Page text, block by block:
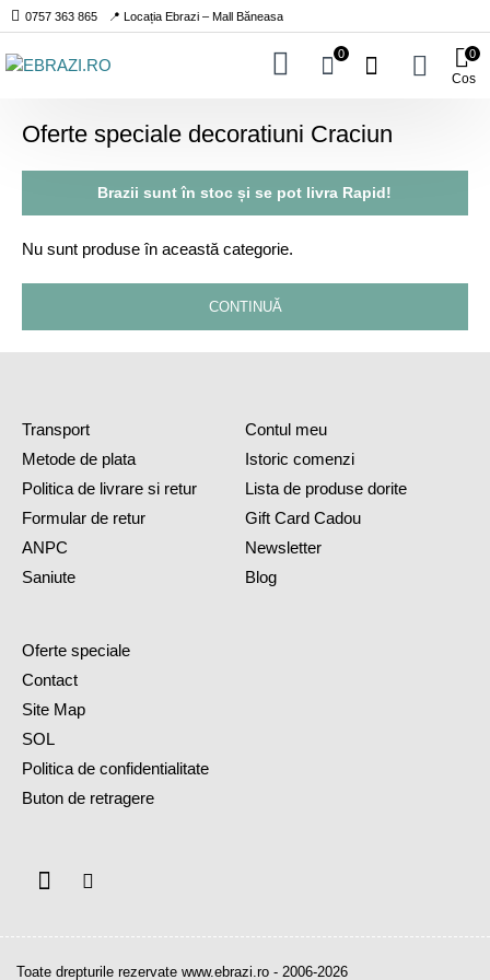
0757 363 865 📍 Locația Ebrazi – Mall Băneasa
0
Cos
0
Oferte speciale decoratiuni Craciun
Brazii suntîn stoc și se pot livra Rapid!
Nu sunt produse în această categorie.
CONTINUĂ
Transport
Metode de plata
Politica de livrare si retur
Formular de retur
ANPC
Saniute
Contul meu
Istoric comenzi
Lista de produse dorite
Gift Card Cadou
Newsletter
Blog
Oferte speciale
Contact
Site Map
SOL
Politica de confidentialitate
Buton de retragere
Toate drepturile rezervate www.ebrazi.ro - 2006-2026